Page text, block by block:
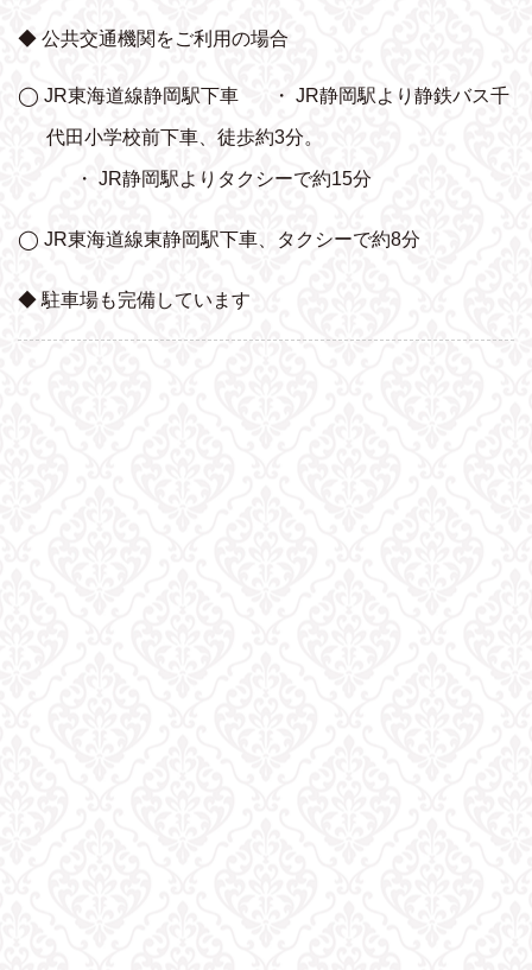
◆ 公共交通機関をご利用の場合
◯ JR東海道線静岡駅下車 ・ JR静岡駅より静鉄バス千
代田小学校前下車、 徒歩約3分。
・ JR静岡駅よりタクシーで約15分
◯ JR東海道線東静岡駅下車、タクシーで約8分
◆ 駐車場も完備しています